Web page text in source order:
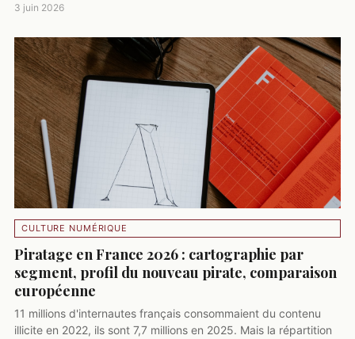
3 juin 2026
CULTURE NUMÉRIQUE
Piratage en France 2026 : cartographie par
segment, profil du nouveau pirate, comparaison
européenne
11 millions d'internautes français consommaient du contenu
illicite en 2022, ils sont 7,7 millions en 2025. Mais la répartition